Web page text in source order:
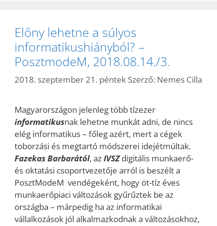
Előny lehetne a súlyos
informatikushiányból? –
PosztmodeM, 2018.08.14./3.
2018. szeptember 21. péntek Szerző: Nemes Cilla
Magyarországon jelenleg több tízezer
informatikusnak lehetne munkát adni, de nincs
elég informatikus – főleg azért, mert a cégek
toborzási és megtartó módszerei idejétmúltak.
Fazekas Barbarától, azIVSZ digitális munkaerő-
és oktatási csoportvezetője arról is beszélt a
PosztModeM vendégeként, hogy öt-tíz éves
munkaerőpiaci változások gyűrűztek be az
országba – márpedig ha az informatikai
vállalkozások jól alkalmazkodnak a változásokhoz,